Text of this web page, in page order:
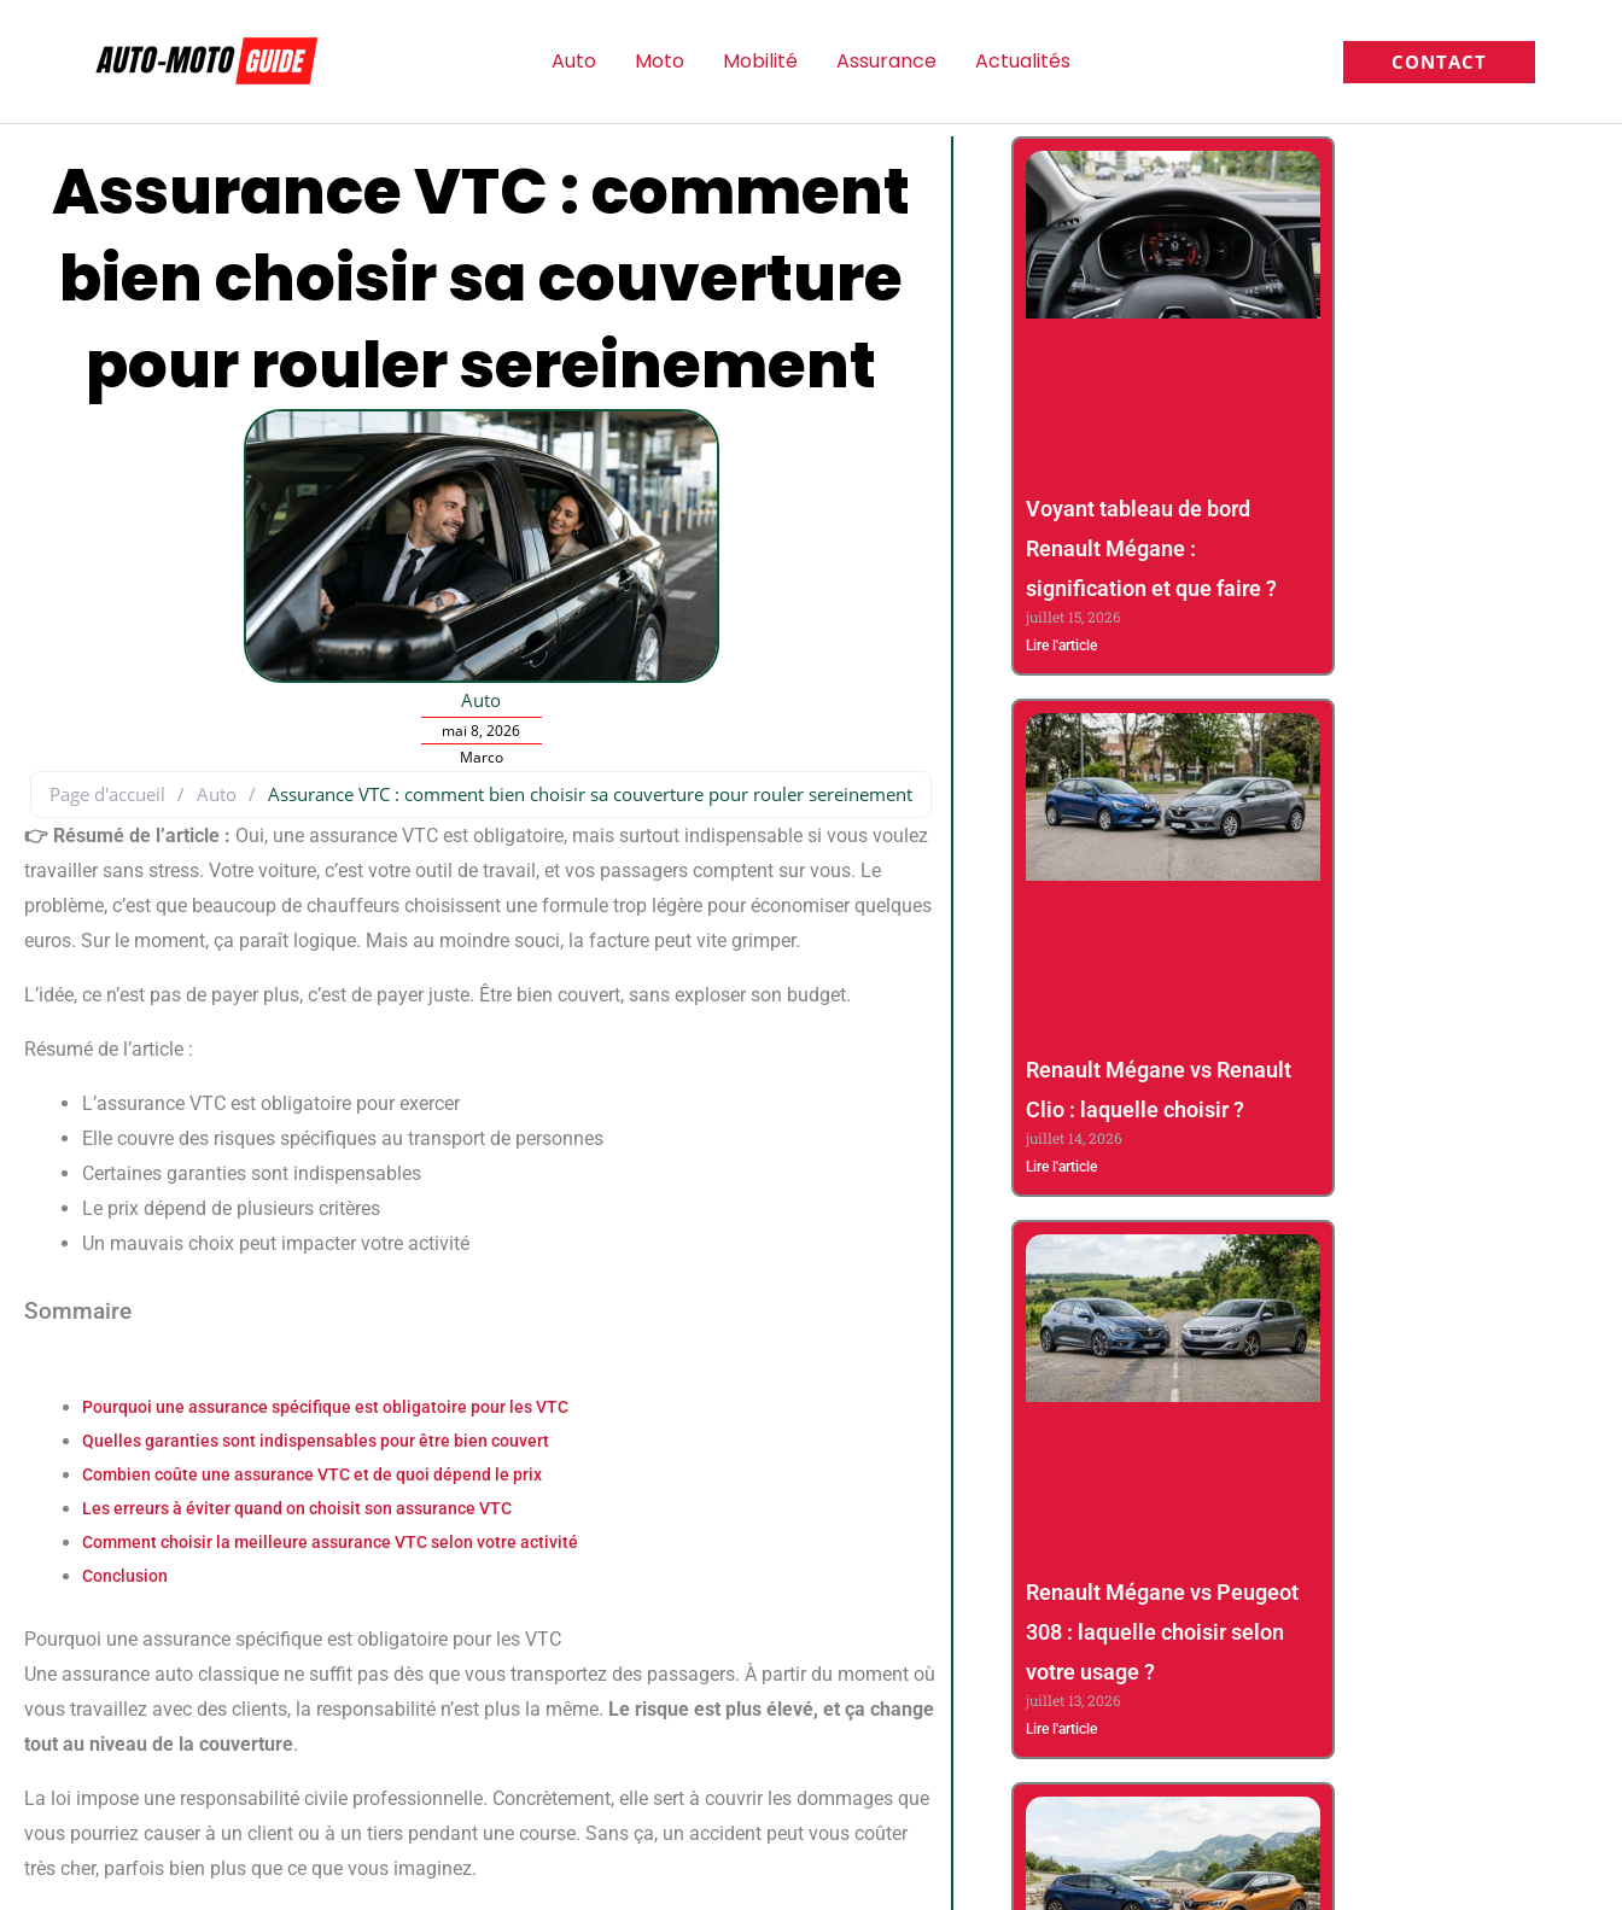
Auto Moto Mobilité Assurance Actualités CONTACT
Voyant tableau de bord
Renault Mégane :
signification et que faire ?
juillet 15, 2026
Lire l'article
Renault Mégane vs Renault
Clio : laquelle choisir ?
juillet 14, 2026
Lire l'article
Renault Mégane vs Peugeot
308 : laquelle choisir selon
votre usage ?
juillet 13, 2026
Lire l'article
Assurance VTC : comment
bien choisir sa couverture
pour rouler sereinement
Auto
mai 8, 2026
Marco
Page d'accueil / Auto / Assurance VTC : comment bien choisir sa couverture pour rouler sereinement
👉 Résumé de l’article : Oui, une assurance VTC est obligatoire, mais surtout indispensable si vous voulez
travailler sans stress. Votre voiture, c’est votre outil de travail, et vos passagers comptent sur vous. Le
problème, c’est que beaucoup de chauffeurs choisissent une formule trop légère pour économiser quelques
euros. Sur le moment, ça paraît logique. Mais au moindre souci, la facture peut vite grimper.
L’idée, ce n’est pas de payer plus, c’est de payer juste. Être bien couvert, sans exploser son budget.
Résumé de l’article :
L’assurance VTC est obligatoire pour exercer
Elle couvre des risques spécifiques au transport de personnes
Certaines garanties sont indispensables
Le prix dépend de plusieurs critères
Un mauvais choix peut impacter votre activité
Sommaire
Pourquoi une assurance spécifique est obligatoire pour les VTC
Quelles garanties sont indispensables pour être bien couvert
Combien coûte une assurance VTC et de quoi dépend le prix
Les erreurs à éviter quand on choisit son assurance VTC
Comment choisir la meilleure assurance VTC selon votre activité
Conclusion
Pourquoi une assurance spécifique est obligatoire pour les VTC
Une assurance auto classique ne suffit pas dès que vous transportez des passagers. À partir du moment où
vous travaillez avec des clients, la responsabilité n’est plus la même. Le risque est plus élevé, et ça change
tout au niveau de la couverture.
La loi impose une responsabilité civile professionnelle. Concrètement, elle sert à couvrir les dommages que
vous pourriez causer à un client ou à un tiers pendant une course. Sans ça, un accident peut vous coûter
très cher, parfois bien plus que ce que vous imaginez.